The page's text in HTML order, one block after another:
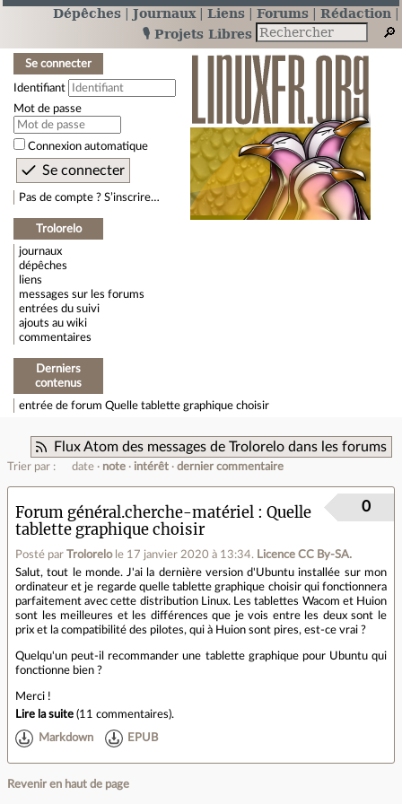
Dépêches Journaux Liens Forums
Rédaction
🎙️ Projets Libres
Se connecter
Identifiant
Mot de passe
Connexion automatique
Pas de compte ? S’inscrire…
Trolorelo
journaux
dépêches
liens
messages sur les forums
entrées du suivi
ajouts au wiki
commentaires
Derniers
contenus
entrée de forum Quelle tablette graphique choisir
Flux Atom des messages de Trolorelo dans les forums
Trier par : date note intérêt dernier commentaire
Forum général.cherche-matériel
Quelle
tablette graphique choisir
Posté par Trolorelo le 17 janvier 2020 à 13:34. Licence CC By‑SA.
0
Salut, tout le monde. J'ai la dernière version d'Ubuntu installée sur mon
ordinateur et je regarde quelle tablette graphique choisir qui fonctionnera
parfaitement avec cette distribution Linux. Les tablettes Wacom et Huion
sont les meilleures et les différences que je vois entre les deux sont le
prix et la compatibilité des pilotes, qui à Huion sont pires, est-ce vrai ?
Quelqu'un peut-il recommander une tablette graphique pour Ubuntu qui
fonctionne bien ?
Merci !
Lire la suite (11 commentaires).
Markdown EPUB
Revenir en haut de page